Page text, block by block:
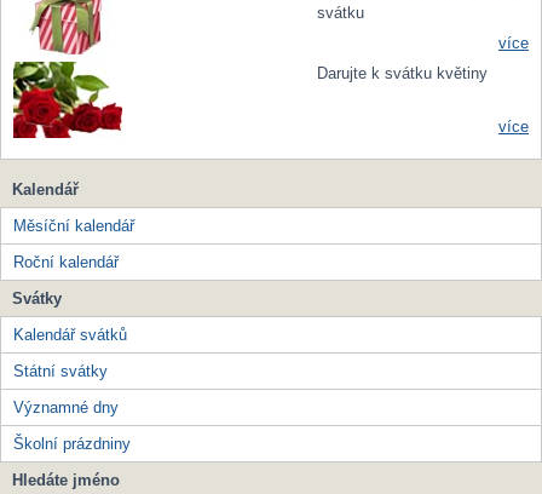
svátku
více
Darujte k svátku květiny
více
Kalendář
Měsíční kalendář
Roční kalendář
Svátky
Kalendář svátků
Státní svátky
Významné dny
Školní prázdniny
Hledáte jméno